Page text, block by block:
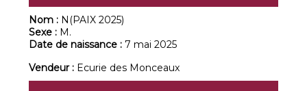
Nom : N(PAIX 2025)
Sexe : M.
Date de naissance :7 mai 2025
Vendeur : Ecurie des Monceaux